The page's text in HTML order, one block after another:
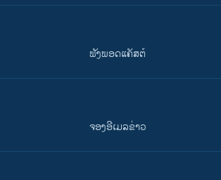
ຟັງພອດແຄັສຕ໌
ຈອງອີເມລຂ່າວ